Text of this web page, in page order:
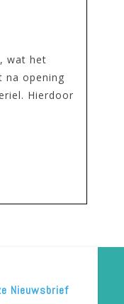
wat het
na opening
Hierdoor
Nieuwsbrief